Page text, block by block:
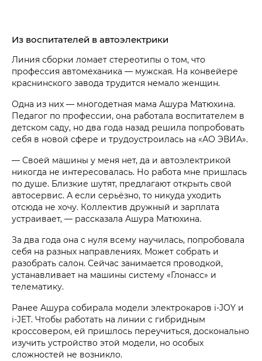
Из воспитателей в автоэлектрики
Линия сборки ломает стереотипы о том, что
профессия автомеханика — мужская. На конвейере
краснинского завода трудится немало женщин.
Одна из них — многодетная мама Ашура Матюхина.
Педагог по профессии, она работала воспитателем в
детском саду, но два года назад решила попробовать
себя в новой сфере и трудоустроилась на «АО ЭВИА».
— Своей машины у меня нет, да и автоэлектрикой
никогда не интересовалась. Но работа мне пришлась
по душе. Близкие шутят, предлагают открыть свой
автосервис. А если серьёзно, то никуда уходить
отсюда не хочу. Коллектив дружный и зарплата
устраивает, — рассказала Ашура Матюхина.
За два года она с нуля всему научилась, попробовала
себя на разных направлениях. Может собрать и
разобрать салон. Сейчас занимается проводкой,
устанавливает на машины систему «Глонасс» и
телематику.
Ранее Ашура собирала модели электрокаров i‑JOY и
i‑JET. Чтобы работать на линии с гибридным
кроссовером, ей пришлось переучиться, досконально
изучить устройство этой модели, но особых
сложностей не возникло.